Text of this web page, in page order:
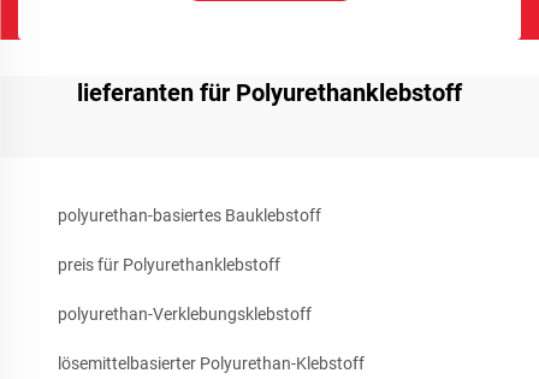
lieferanten für Polyurethanklebstoff
polyurethan-basiertes Bauklebstoff
preis für Polyurethanklebstoff
polyurethan-Verklebungsklebstoff
lösemittelbasierter Polyurethan-Klebstoff